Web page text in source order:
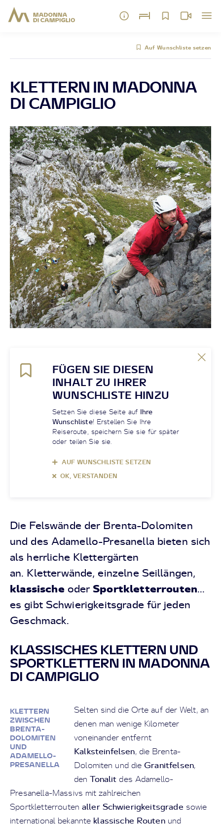
Auf Wunschliste setzen
KLETTERN IN MADONNA
DI CAMPIGLIO
FÜGEN SIE DIESEN
INHALT ZU IHRER
WUNSCHLISTE HINZU
Setzen Sie diese Seite auf Ihre
Wunschliste! Erstellen Sie Ihre
Reiseroute, speichern Sie sie für später
oder teilen Sie sie.
AUF WUNSCHLISTE SETZEN
OK, VERSTANDEN
Die Felswände der Brenta-Dolomiten
und des Adamello-Presanella bieten sich
als herrliche Klettergärten
an. Kletterwände, einzelne Seillängen,
klassischeoder Sportkletterrouten...
es gibt Schwierigkeitsgrade für jeden
Geschmack.
KLASSISCHES KLETTERN UND
SPORTKLETTERN IN MADONNA
DI CAMPIGLIO
KLETTERN
ZWISCHEN
BRENTA-
DOLOMITEN
UND
ADAMELLO-
PRESANELLA
Selten sind die Orte auf der Welt, an
denen man wenige Kilometer
voneinander entfernt
Kalksteinfelsen, die Brenta-
Dolomiten und die Granitfelsen,
denTonalit des Adamello-
Presanella-Massivs mit zahlreichen
Sportkletterrouten aller Schwierigkeitsgrade sowie
international bekannte klassische Routenund